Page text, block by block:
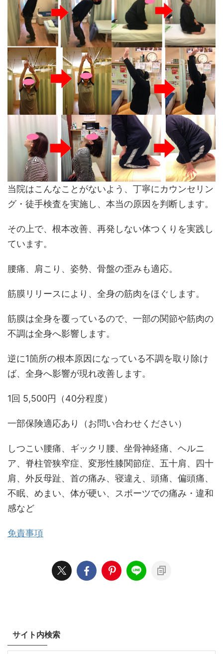
当院はこんなことがないよう、丁寧にカウンセリン
グ・徒手検査を実施し、本当の原因を判断します。
その上で、根本改善、再発しない体つくりを実践し
ています。
腰痛、肩こり、姿勢、骨盤の歪みも適応。
筋膜リリースにより、全身の筋肉をほぐします。
筋膜は全身を覆っているので、一部の関節や筋肉の
不調は全身へ影響します。
逆に1箇所の根本原因になっている不調を取り除け
ば、全身へ影響が現れ改善します。
1回 5,500円（40分程度）
一部保険適応あり（お問い合わせください）
しつこい腰痛、ギックリ腰、坐骨神経痛、ヘルニ
ア、脊柱管狭窄症、変形性膝関節症、五十肩、四十
肩、外反母趾、首の痛み、寝違え、頭痛、偏頭痛、
不眠、めまい、体が硬い、スポーツでの痛み・違和
感など
免責事項
サイト内検索